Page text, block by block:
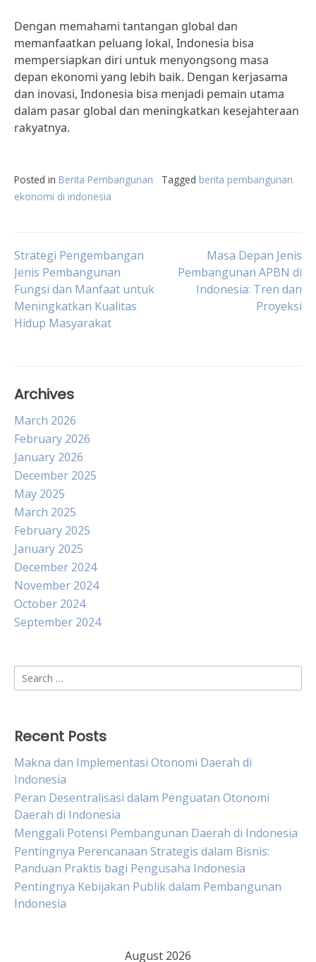
Dengan memahami tantangan global dan
memanfaatkan peluang lokal, Indonesia bisa
mempersiapkan diri untuk menyongsong masa
depan ekonomi yang lebih baik. Dengan kerjasama
dan inovasi, Indonesia bisa menjadi pemain utama
dalam pasar global dan meningkatkan kesejahteraan
rakyatnya.
Posted in Berita Pembangunan Tagged berita pembangunan
ekonomi di indonesia
Post
navigation
Strategi Pengembangan
Jenis Pembangunan
Fungsi dan Manfaat untuk
Meningkatkan Kualitas
Hidup Masyarakat
Masa Depan Jenis
Pembangunan APBN di
Indonesia: Tren dan
Proyeksi
Archives
March 2026
February 2026
January 2026
December 2025
May 2025
March 2025
February 2025
January 2025
December 2024
November 2024
October 2024
September 2024
Search
for:
Recent Posts
Makna dan Implementasi Otonomi Daerah di
Indonesia
Peran Desentralisasi dalam Penguatan Otonomi
Daerah di Indonesia
Menggali Potensi Pembangunan Daerah di Indonesia
Pentingnya Perencanaan Strategis dalam Bisnis:
Panduan Praktis bagi Pengusaha Indonesia
Pentingnya Kebijakan Publik dalam Pembangunan
Indonesia
August 2026